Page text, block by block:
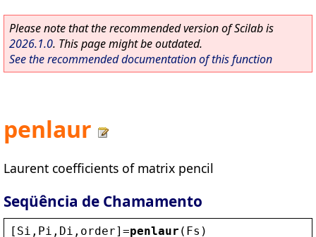
Please note that the recommended version of Scilab is
2026.1.0. This page might be outdated.
See the recommended documentation of this function
penlaur
Laurent coefficients of matrix pencil
Seqüência de Chamamento
[ Si , Pi , Di , order]=penlaur ( Fs )